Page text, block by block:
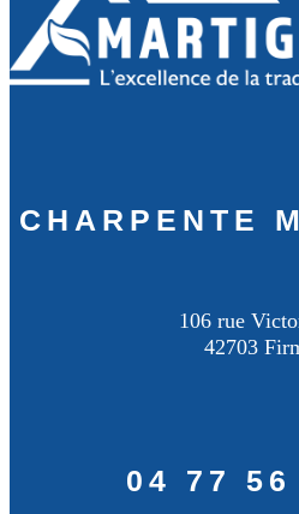
CHARPENTE
106 rue
42703
04 77 56